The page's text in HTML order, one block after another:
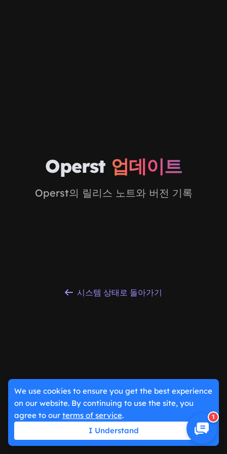
Operst 업데이트
Operst의 릴리스 노트와 버전 기록
시스템 상태로 돌아가기
1
We use cookies to ensure you get the best experience
on our website. By continuing to use the site, you
agree to our terms of service.
I Understand